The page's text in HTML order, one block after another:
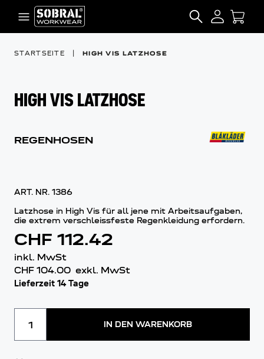
Zum Inhalt springen
SEARCH
STARTSEITE HIGH VIS LATZHOSE
HIGH VIS LATZHOSE
REGENHOSEN
ART. NR. 1386
Latzhose in High Vis für all jene mit Arbeitsaufgaben,
die extrem verschleissfeste Regenkleidung erfordern.
CHF 112.42
inkl. MwSt
CHF 104.00 exkl. MwSt
Lieferzeit 14 Tage
IN DEN WARENKORB